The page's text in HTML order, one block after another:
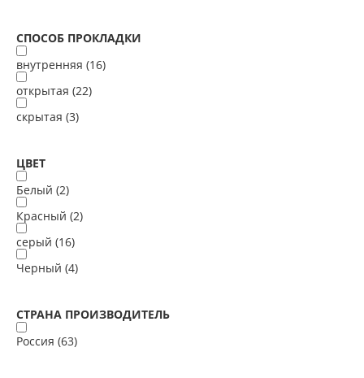
СПОСОБ ПРОКЛАДКИ
внутренняя (16)
открытая (22)
скрытая (3)
ЦВЕТ
Белый (2)
Красный (2)
серый (16)
Черный (4)
СТРАНА ПРОИЗВОДИТЕЛЬ
Россия (63)